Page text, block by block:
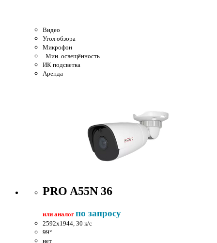
Видео
Угол обзора
Микрофон
Мин. освещённость
ИК подсветка
Аренда
PRO A55N 36
или аналог по запросу
2592x1944, 30 к/c
99°
нет